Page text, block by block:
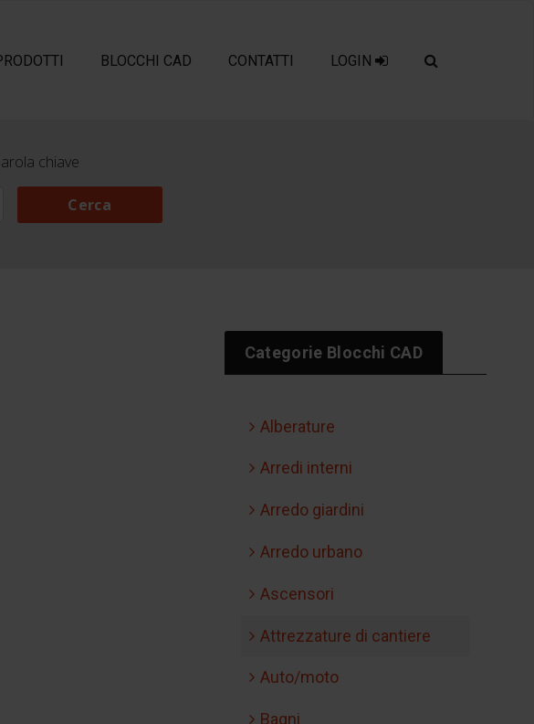
BLOCCHI CAD CONTATTI LOGIN
chiave
Cerca
Categorie Blocchi CAD
Alberature
Arredi interni
Arredo giardini
Arredo urbano
Ascensori
Attrezzature di cantiere
Auto/moto
Bagni